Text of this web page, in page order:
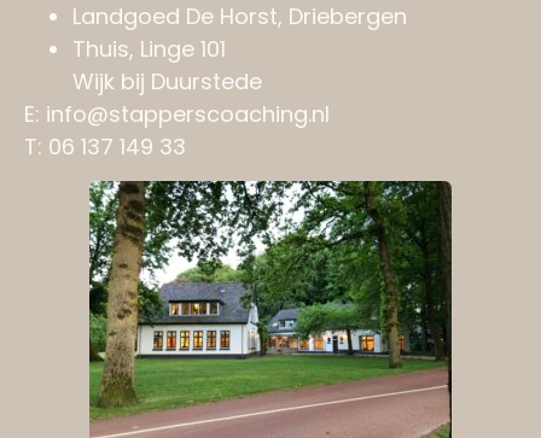
Landgoed De Horst, Driebergen
Thuis, Linge 101
Wijk bij Duurstede
E: info@stapperscoaching.nl
T: 06 137 149 33